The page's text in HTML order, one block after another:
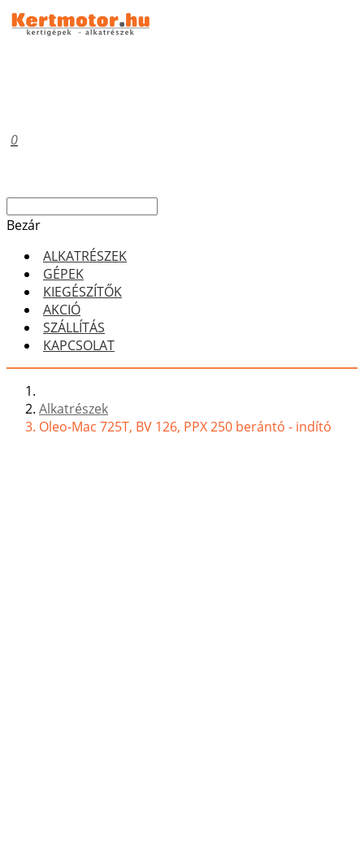
0
Bezár
ALKATRÉSZEK
GÉPEK
KIEGÉSZÍTŐK
AKCIÓ
SZÁLLÍTÁS
KAPCSOLAT
Alkatrészek
Oleo-Mac 725T, BV 126, PPX 250 berántó - indító